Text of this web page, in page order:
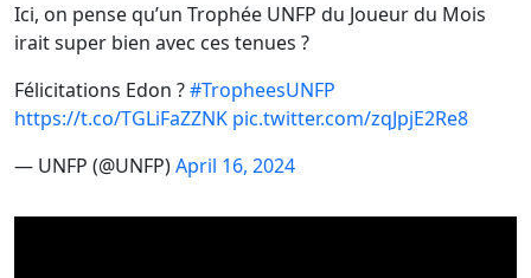
Ici, on pense qu’un Trophée UNFP du Joueur du Mois
irait super bien avec ces tenues ?
Félicitations Edon ?#TropheesUNFP
https://t.co/TGLiFaZZNK pic.twitter.com/zqJpjE2Re8
— UNFP (@UNFP)April 16, 2024